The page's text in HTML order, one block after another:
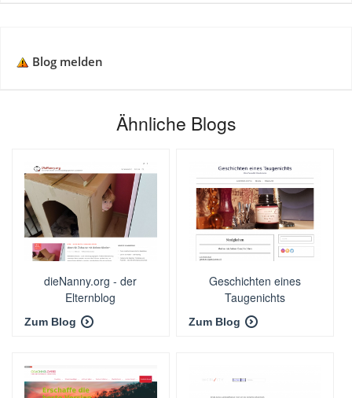
Blog melden
Ähnliche Blogs
dieNanny.org - der
Elternblog
Zum Blog
Geschichten eines
Taugenichts
Zum Blog